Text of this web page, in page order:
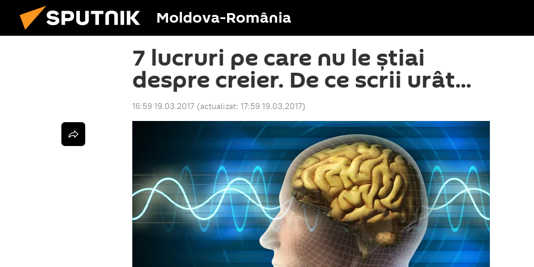
Moldova-România
7 lucruri pe care nu le ştiai
despre creier. De ce scrii urât...
16:59 19.03.2017 (actualizat: 17:59 19.03.2017)